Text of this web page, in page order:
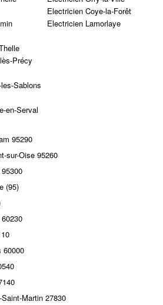
Précy
Sablons
en-Serval
Electricien Coye-la-Forêt
Electricien Lamorlaye
95290
sur-Oise 95260
(95)
60000
Martin 27830